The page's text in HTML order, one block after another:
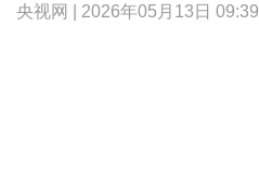
央视网 | 2026年05月13日 09:39